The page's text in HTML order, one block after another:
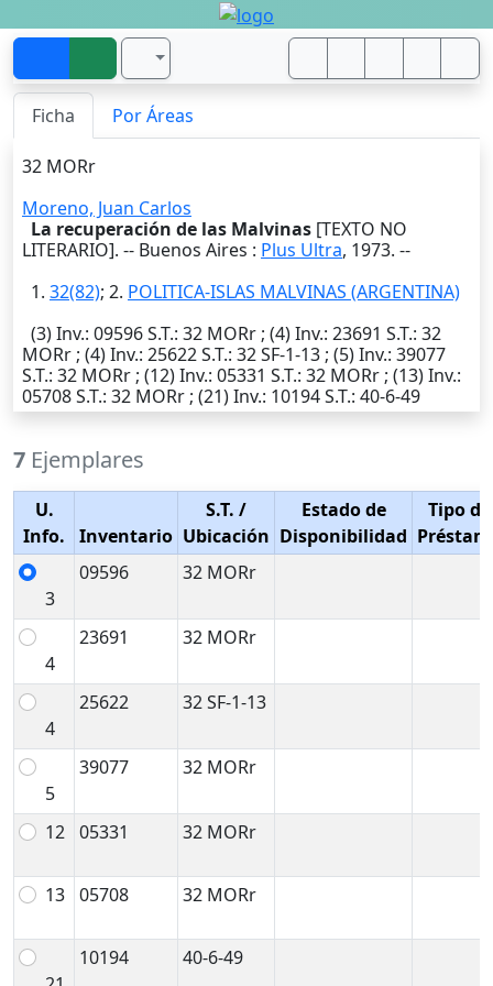
Ficha Por Áreas
32 MORr
Moreno, Juan Carlos
La recuperación de las Malvinas [TEXTO NO
LITERARIO]. -- Buenos Aires : Plus Ultra, 1973. --
1. 32(82); 2. POLITICA-ISLAS MALVINAS (ARGENTINA)
(3)Inv.: 09596S.T.: 32 MORr ; (4)Inv.: 23691 S.T.: 32
MORr ; (4)Inv.: 25622S.T.: 32 SF-1-13 ; (5)Inv.: 39077
S.T.: 32 MORr ; (12)Inv.: 05331 S.T.: 32 MORr ; (13)Inv.:
05708S.T.: 32 MORr ; (21)Inv.: 10194S.T.: 40-6-49
7 Ejemplares
U.
Info.
Inventario
S.T. /
Ubicación
Estado de
Disponibilidad
Tipo de
3
09596 32 MORr
4
23691 32 MORr
4
25622 32 SF-1-13
5
39077 32 MORr
12 05331 32 MORr
13 05708 32 MORr
10194 40-6-49